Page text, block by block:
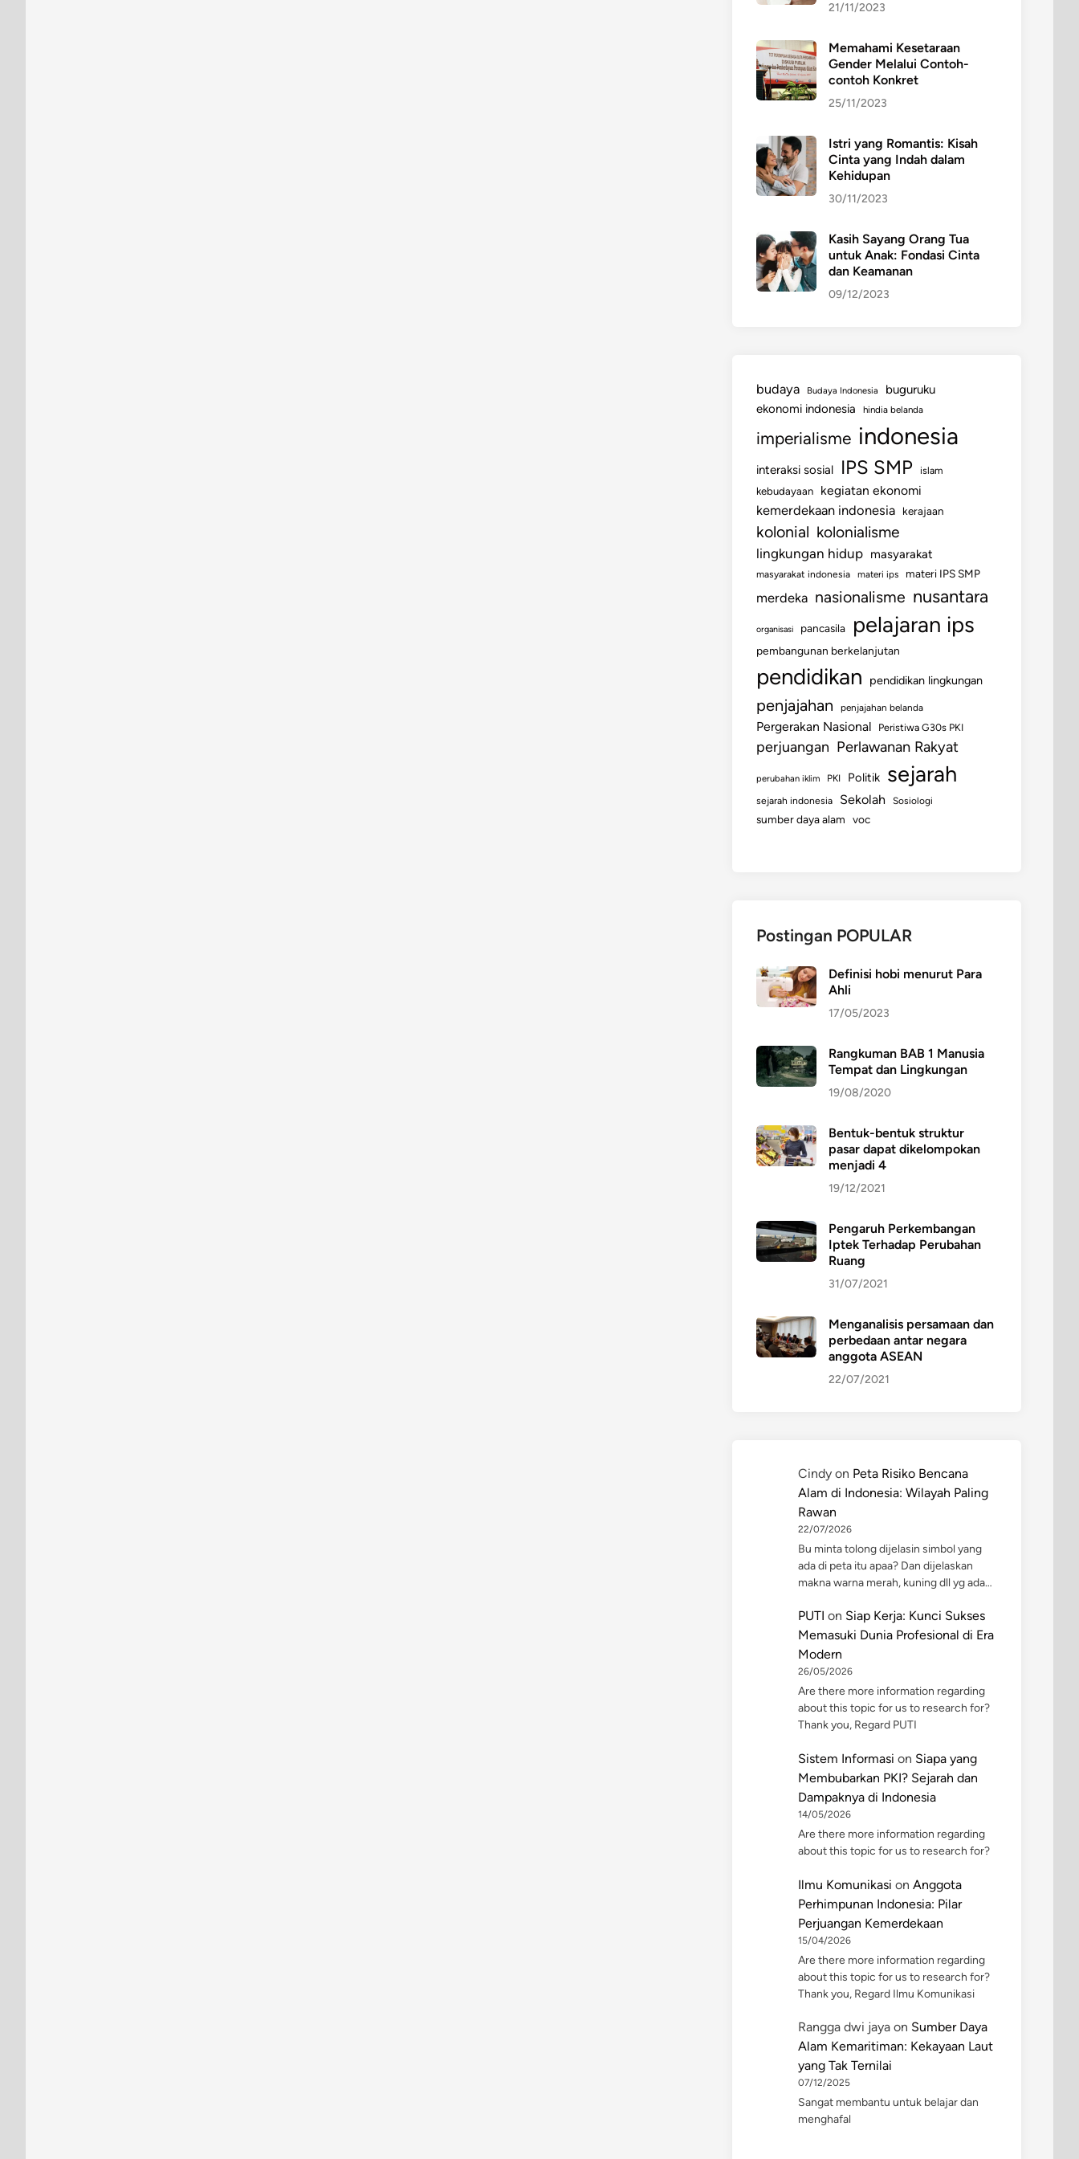
21/11/2023
Memahami Kesetaraan
Gender Melalui Contoh-
contoh Konkret
25/11/2023
Istri yang Romantis: Kisah
Cinta yang Indah dalam
Kehidupan
30/11/2023
Kasih Sayang Orang Tua
untuk Anak: Fondasi Cinta
dan Keamanan
09/12/2023
budaya Budaya Indonesia
buguruku
ekonomi indonesia
hindia belanda
imperialisme indonesia
interaksi sosial IPS SMP
islam
kebudayaan
kegiatan ekonomi
kemerdekaan indonesia kerajaan
kolonial kolonialisme
lingkungan hidup masyarakat
masyarakat indonesia materi ips materi IPS SMP
merdeka nasionalisme nusantara
organisasi pancasila pelajaran ips
pembangunan berkelanjutan
pendidikan pendidikan lingkungan
penjajahan penjajahan belanda
Pergerakan Nasional Peristiwa G30s PKI
perjuangan Perlawanan Rakyat
perubahan iklim PKI Politik sejarah
sejarah indonesia Sekolah Sosiologi
sumber daya alam voc
Postingan POPULAR
Definisi hobi menurut Para
Ahli
17/05/2023
Rangkuman BAB 1 Manusia
Tempat dan Lingkungan
19/08/2020
Bentuk-bentuk struktur
pasar dapat dikelompokan
menjadi 4
19/12/2021
Pengaruh Perkembangan
Iptek Terhadap Perubahan
Ruang
31/07/2021
Menganalisis persamaan dan
perbedaan antar negara
anggota ASEAN
22/07/2021
Cindy on Peta Risiko Bencana
Alam di Indonesia: Wilayah Paling
Rawan
22/07/2026
Bu minta tolong dijelasin simbol yang
ada di peta itu apaa? Dan dijelaskan
makna warna merah, kuning dll yg ada…
PUTI on Siap Kerja: Kunci Sukses
Memasuki Dunia Profesional di Era
Modern
26/05/2026
Are there more information regarding
about this topic for us to research for?
Thank you, Regard PUTI
Sistem Informasi on Siapa yang
Membubarkan PKI? Sejarah dan
Dampaknya di Indonesia
14/05/2026
Are there more information regarding
about this topic for us to research for?
Ilmu Komunikasi on Anggota
Perhimpunan Indonesia: Pilar
Perjuangan Kemerdekaan
15/04/2026
Are there more information regarding
about this topic for us to research for?
Thank you, Regard Ilmu Komunikasi
Rangga dwi jaya on Sumber Daya
Alam Kemaritiman: Kekayaan Laut
yang Tak Ternilai
07/12/2025
Sangat membantu untuk belajar dan
menghafal